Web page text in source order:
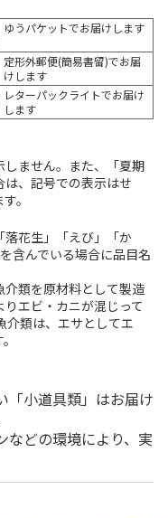
ゆうパケットでお届けします
定形外郵便(簡易書留)でお届
けします
レターパックライトでお届け
します
ません。また、「夏期
、記号での表示はせ
。
花生」「えび」「か
含んでいる場合に品目名
類を原材料として製造
エビ・カニが混じって
介類は、エサとしてエ
「小道具類」はお届け
などの環境により、実